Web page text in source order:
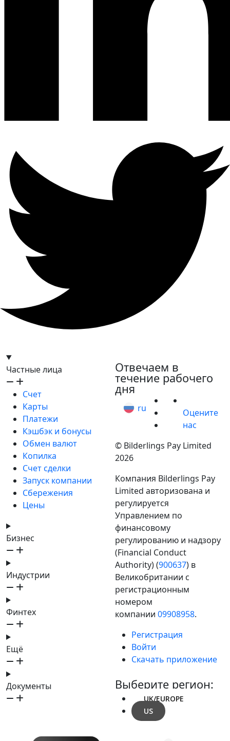
Частные лица
Счет
Карты
Платежи
Кэшбэк и бонусы
Обмен валют
Копилка
Счет сделки
Запуск компании
Сбережения
Цены
Бизнес
Индустрии
Финтех
Ещё
Документы
Отвечаем в
течение рабочего
дня
ru
Оцените
нас
© Bilderlings Pay Limited
2026
Компания Bilderlings Pay
Limited авторизована и
регулируется
Управлением по
финансовому
регулированию и надзору
(Financial Conduct
Authority) (900637) в
Великобритании с
регистрационным
номером
компании 09908958.
Регистрация
Войти
Скачать приложение
Выберите регион:
UK/EUROPE
US